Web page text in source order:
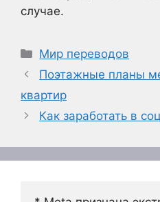
случае.
Рубрики
Мир переводов
Поэтажные планы
квартир
Как заработать в